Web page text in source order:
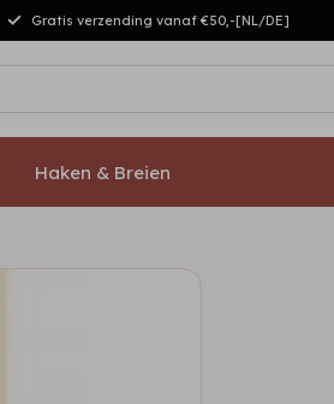
Gratis verzending vanaf €50,-[NL/DE]
Haken & Breien